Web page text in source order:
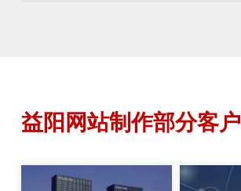
益阳网站制作部分客户